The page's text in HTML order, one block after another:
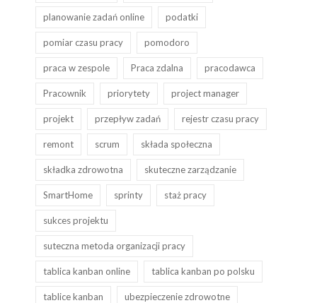
planowanie zadań online podatki
pomiar czasu pracy pomodoro
praca w zespole Praca zdalna pracodawca
Pracownik priorytety project manager
projekt przepływ zadań rejestr czasu pracy
remont scrum składa społeczna
składka zdrowotna skuteczne zarządzanie
SmartHome sprinty staż pracy
sukces projektu
suteczna metoda organizacji pracy
tablica kanban online tablica kanban po polsku
tablice kanban ubezpieczenie zdrowotne